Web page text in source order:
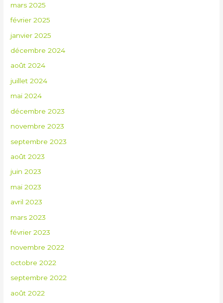
mars 2025
février 2025
janvier 2025
décembre 2024
août 2024
juillet 2024
mai 2024
décembre 2023
novembre 2023
septembre 2023
août 2023
juin 2023
mai 2023
avril 2023
mars 2023
février 2023
novembre 2022
octobre 2022
septembre 2022
août 2022